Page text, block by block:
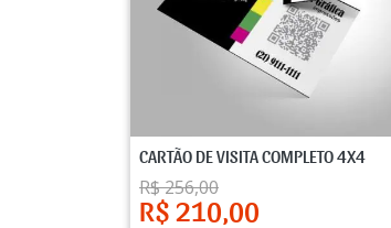
CARTÃO DE VISITA COMPLETO 4X4
R$ 256,00
R$ 210,00